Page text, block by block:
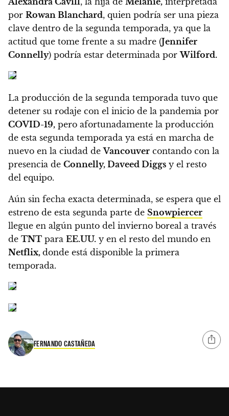
por Rowan Blanchard, quien podría ser una pieza
clave dentro de la segunda temporada, ya que la
actitud que tome frente a su madre (Jennifer
Connelly) podría estar determinada porWilford.
La producción de la segunda temporada tuvo que
detener su rodaje con el inicio de la pandemia por
COVID-19, pero afortunadamente la producción
de esta segunda temporada ya está en marcha de
nuevo en la ciudad deVancouver contando con la
presencia de Connelly, Daveed Diggs y el resto
del equipo.
Aún sin fecha exacta determinada, se espera que el
estreno de esta segunda parte de Snowpiercer
llegue en algún punto del invierno boreal a través
de TNT para EE.UU. y en el resto del mundo en
Netflix, donde está disponible la primera
temporada.
FERNANDO CASTAÑEDA